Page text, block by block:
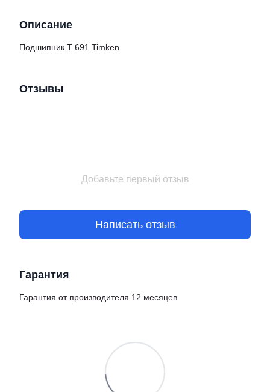
Описание
Подшипник Т 691 Timken
Отзывы
Добавьте первый отзыв
Написать отзыв
Гарантия
Гарантия от производителя 12 месяцев